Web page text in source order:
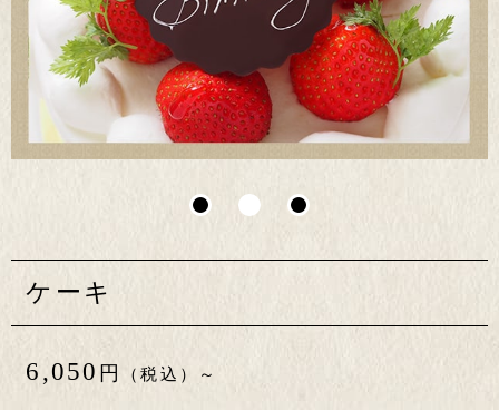
ケーキ
6,050 円 （税込）～